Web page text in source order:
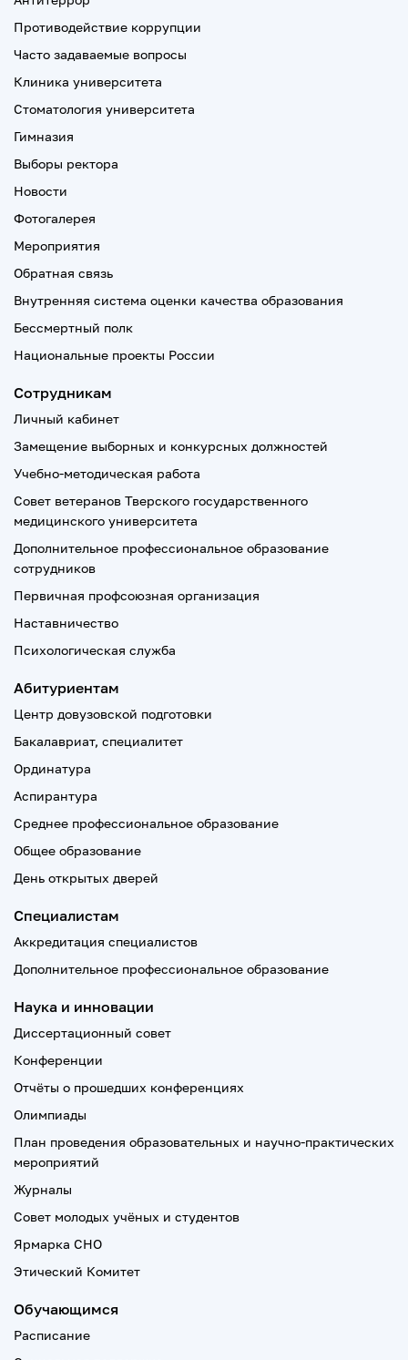
Противодействие коррупции
Часто задаваемые вопросы
Клиника университета
Стоматология университета
Гимназия
Выборы ректора
Новости
Фотогалерея
Мероприятия
Обратная связь
Внутренняя система оценки качества образования
Бессмертный полк
Национальные проекты России
Сотрудникам
Личный кабинет
Замещение выборных и конкурсных должностей
Учебно-методическая работа
Совет ветеранов Тверского государственного
медицинского университета
Дополнительное профессиональное образование
сотрудников
Первичная профсоюзная организация
Наставничество
Психологическая служба
Абитуриентам
Центр довузовской подготовки
Бакалавриат, специалитет
Ординатура
Аспирантура
Среднее профессиональное образование
Общее образование
День открытых дверей
Специалистам
Аккредитация специалистов
Дополнительное профессиональное образование
Наука и инновации
Диссертационный совет
Конференции
Отчёты о прошедших конференциях
Олимпиады
План проведения образовательных и научно-практических
мероприятий
Журналы
Совет молодых учёных и студентов
Ярмарка СНО
Этический Комитет
Обучающимся
Расписание